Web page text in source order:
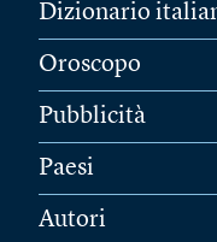
Dizionario
Oroscopo
Pubblicità
Paesi
Autori